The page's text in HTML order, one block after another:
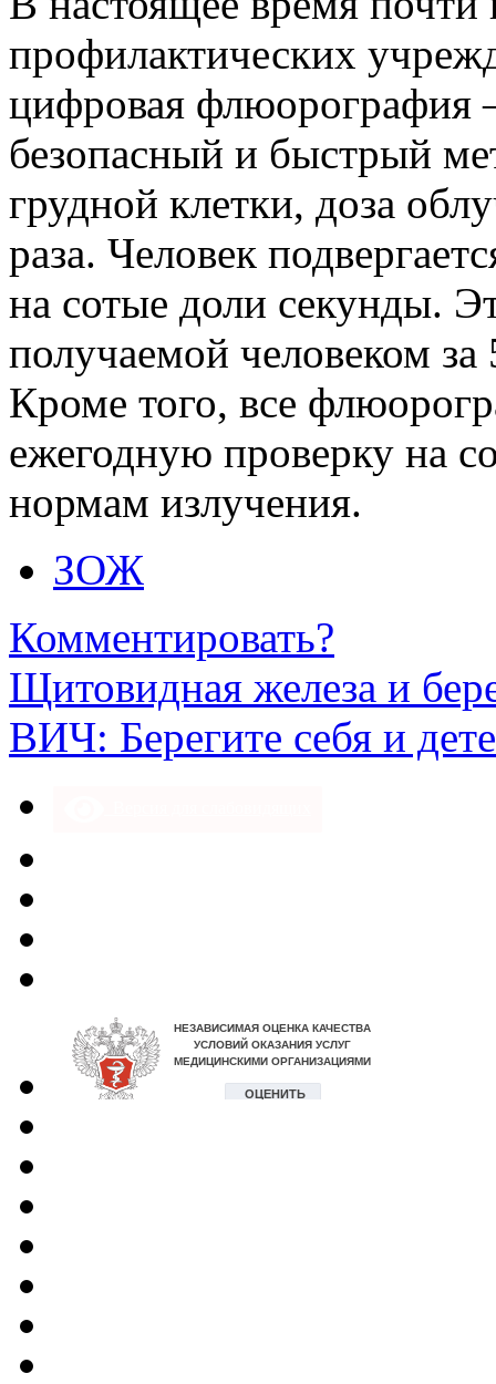
профилактических
цифровая флюорография
безопасный и быстрый
грудной клетки, доза
раза. Человек
на сотые доли секунды.
получаемой человеком
Кроме того, все
ежегодную проверку на
нормам излучения.
ЗОЖ
Комментировать?
Щитовидная железа и
ВИЧ: Берегите себя и